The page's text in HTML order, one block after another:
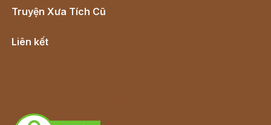
Truyện Xưa Tích Cũ
Liên kết